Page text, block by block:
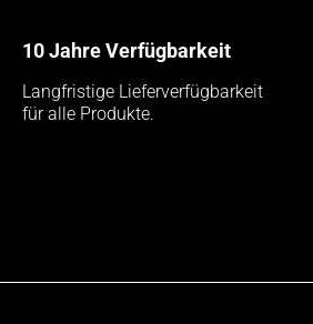
10 Jahre Verfügbarkeit
Langfristige Lieferverfügbarkeit
für alle Produkte.